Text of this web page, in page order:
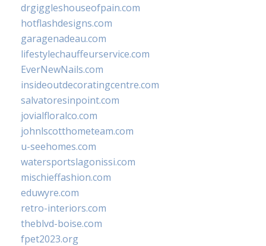
drgiggleshouseofpain.com
hotflashdesigns.com
garagenadeau.com
lifestylechauffeurservice.com
EverNewNails.com
insideoutdecoratingcentre.com
salvatoresinpoint.com
jovialfloralco.com
johnlscotthometeam.com
u-seehomes.com
watersportslagonissi.com
mischieffashion.com
eduwyre.com
retro-interiors.com
theblvd-boise.com
fpet2023.org